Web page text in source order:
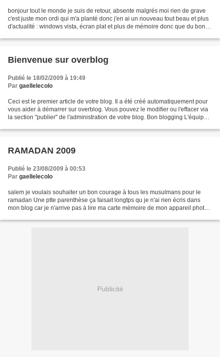
bonjour tout le monde je suis de retour, absente malgrés moi rien de grave
c'est juste mon ordi qui m'a planté donc j'en ai un nouveau tout beau et plus
d'actualité : windows vista, écran plat et plus de mémoire donc que du bon.
Bienvenue sur overblog
Publié le 18/02/2009 à 19:49
Par gaellelecolo
Ceci est le premier article de votre blog. Il a été créé automatiquement pour
vous aider à démarrer sur overblog. Vous pouvez le modifier ou l'effacer via
la section "publier" de l'administration de votre blog. Bon blogging L'équipe
RAMADAN 2009
Publié le 23/08/2009 à 00:53
Par gaellelecolo
salem je voulais souhaiter un bon courage à tous les musulmans pour le
ramadan Une ptte parenthèse ça faisait longtps qu je n'ai rien écris dans
mon blog car je n'arrive pas à lire ma carte mémoire de mon appareil photo
Publicité